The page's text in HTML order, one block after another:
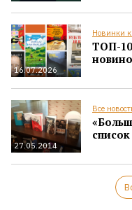
16.07.2026
Новинки
ТОП-
27.05.2014
Все